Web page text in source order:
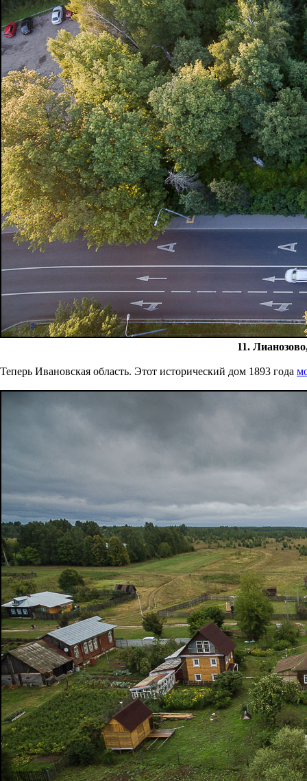
11.
Теперь Ивановская область. Этот исторический дом 1893 года